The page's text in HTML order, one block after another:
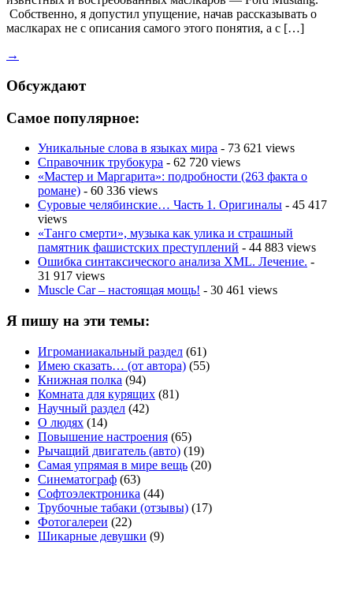
Собственно, я допустил упущение, начав рассказывать о
маслкарах не с описания самого этого понятия, а с […]
→
Обсуждают
Самое популярное:
Уникальные слова в языках мира - 73 621 views
Справочник трубокура - 62 720 views
«Мастер и Маргарита»: подробности (263 факта о
романе) - 60 336 views
Суровые челябинские… Часть 1. Оригиналы - 45 417
views
«Танго смерти», музыка как улика и страшный
памятник фашистских преступлений - 44 883 views
Ошибка синтаксического анализа XML. Лечение. -
31 917 views
Muscle Car – настоящая мощь! - 30 461 views
Я пишу на эти темы:
Игроманиакальный раздел (61)
Имею сказать… (от автора) (55)
Книжная полка (94)
Комната для курящих (81)
Научный раздел (42)
О людях (14)
Повышение настроения (65)
Рычащий двигатель (авто) (19)
Самая упрямая в мире вещь (20)
Синематограф (63)
Софтоэлектроника (44)
Трубочные табаки (отзывы) (17)
Фотогалереи (22)
Шикарные девушки (9)